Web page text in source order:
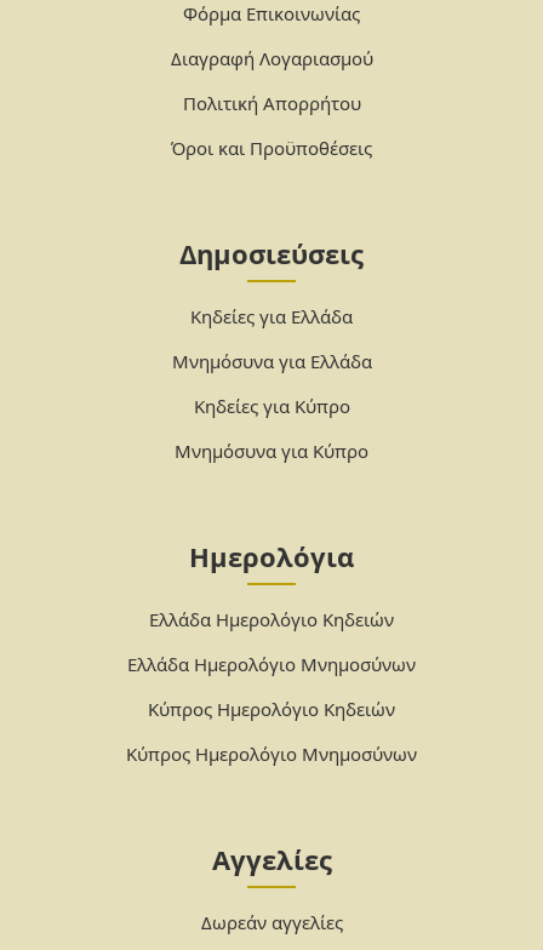
Φόρμα Επικοινωνίας
Διαγραφή Λογαριασμού
Πολιτική Απορρήτου
Όροι και Προϋποθέσεις
Δημοσιεύσεις
Κηδείες για Ελλάδα
Μνημόσυνα για Ελλάδα
Κηδείες για Κύπρο
Μνημόσυνα για Κύπρο
Ημερολόγια
Ελλάδα Ημερολόγιο Κηδειών
Ελλάδα Ημερολόγιο Μνημοσύνων
Κύπρος Ημερολόγιο Κηδειών
Κύπρος Ημερολόγιο Μνημοσύνων
Αγγελίες
Δωρεάν αγγελίες